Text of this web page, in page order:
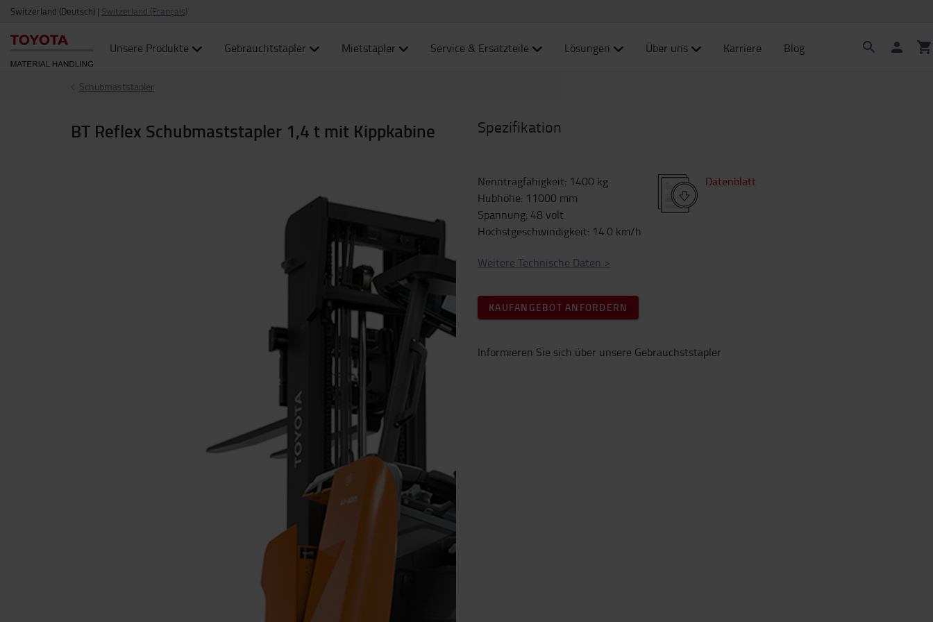
Switzerland (Deutsch) | Switzerland (Français)
Unsere Produkte Gebrauchtstapler Mietstapler Service & Ersatzteile Lösungen Über uns Karriere Blog
Schubmaststapler
BT Reflex Schubmaststapler 1,4 t mit Kippkabine Spezifikation
Nenntragfähigkeit: 1400 kg
Hubhöhe: 11000 mm
Spannung: 48 volt
Höchstgeschwindigkeit: 14.0 km/h
Datenblatt
Weitere Technische Daten >
KAUFANGEBOT ANFORDERN
Informieren Sie sich über unsere Gebrauchststapler